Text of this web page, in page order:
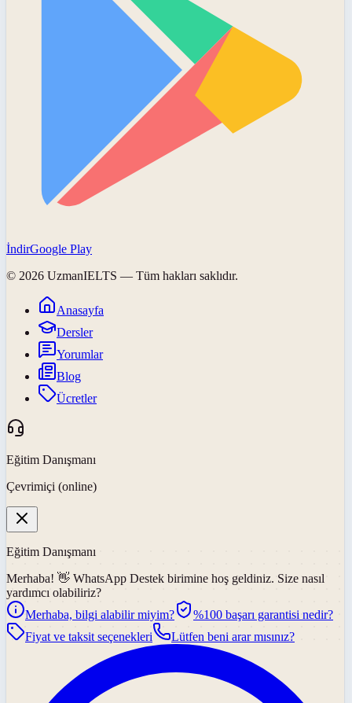
İndirGoogle Play
© 2026 UzmanIELTS — Tüm hakları saklıdır.
Anasayfa
Dersler
Yorumlar
Blog
Ücretler
Eğitim Danışmanı
Çevrimiçi (online)
Eğitim Danışmanı
Merhaba! 👋 WhatsApp Destek birimine hoş geldiniz. Size nasıl
yardımcı olabiliriz?
Merhaba, bilgi alabilir miyim?
%100 başarı garantisi nedir?
Fiyat ve taksit seçenekleri
Lütfen beni arar mısınız?